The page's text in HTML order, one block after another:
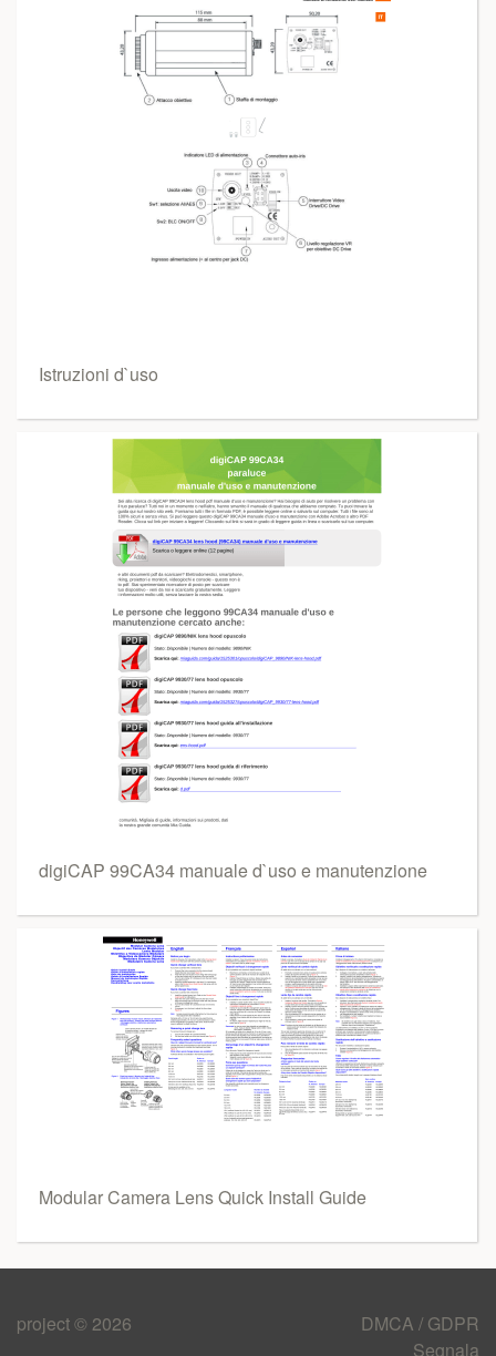
Istruzioni d`uso
digiCAP 99CA34 manuale d`uso e manutenzione
Modular Camera Lens Quick Install Guide
project © 2026
DMCA / GDPR
Segnala